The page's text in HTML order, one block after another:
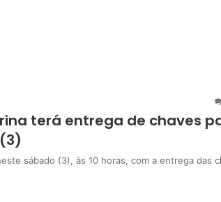
terá entrega de chaves
sábado (3), às 10 horas, com a entrega das